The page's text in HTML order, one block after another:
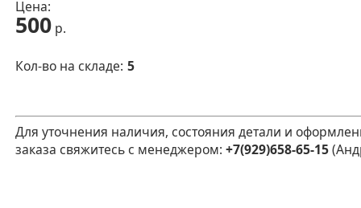
Цена:
500 р.
Кол-во на складе: 5
Для уточнения наличия, состояния детали и
заказа свяжитесь с менеджером: +7(929)658-65-15